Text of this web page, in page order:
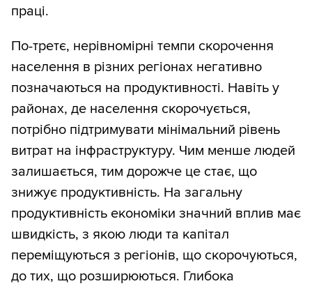
праці.
По-третє, нерівномірні темпи скорочення
населення в різних регіонах негативно
позначаються на продуктивності. Навіть у
районах, де населення скорочується,
потрібно підтримувати мінімальний рівень
витрат на інфраструктуру. Чим менше людей
залишається, тим дорожче це стає, що
знижує продуктивність. На загальну
продуктивність економіки значний вплив має
швидкість, з якою люди та капітал
переміщуються з регіонів, що скорочуються,
до тих, що розширюються. Глибока